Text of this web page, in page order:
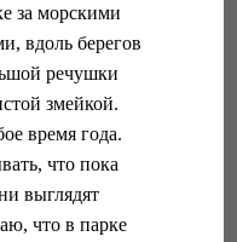
за морскими
вдоль берегов
речушки
змейкой.
время года.
что пока
выглядят
что в парке